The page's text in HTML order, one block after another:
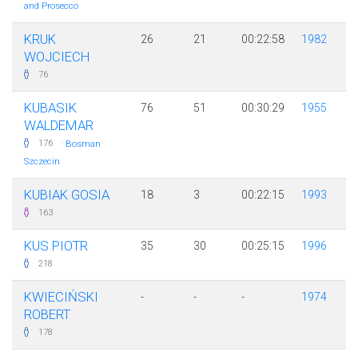
and Prosecco
KRUK
WOJCIECH
76
26 21 00:22:58 1982
KUBASIK
WALDEMAR
176 · Bosman
Szczecin
76 51 00:30:29 1955
KUBIAK GOSIA
163
18 3 00:22:15 1993
KUS PIOTR
218
35 30 00:25:15 1996
KWIECIŃSKI
ROBERT
178
- - - 1974